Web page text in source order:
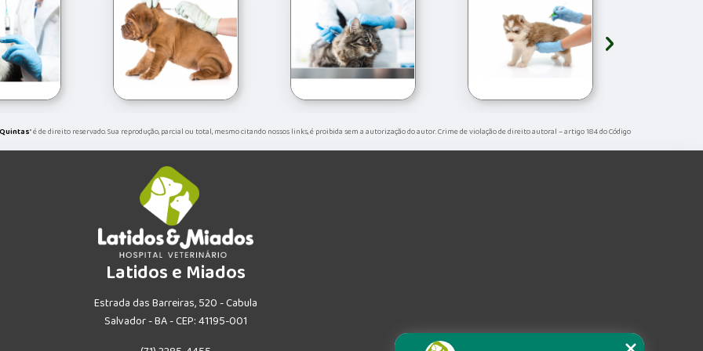
›
" é de direito reservado. Sua reprodução, parcial ou total, mesmo citando nossos links, é proibida sem a autorização do autor. Crime de violação de direito autoral – artigo 184 do Código
Latidos e Miados
Estrada das Barreiras, 520 - Cabula
Salvador - BA - CEP: 41195-001